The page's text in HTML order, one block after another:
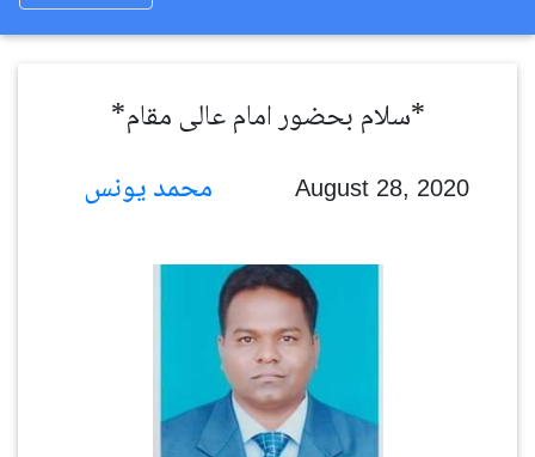
*سلام بحضور امام عالی مقام*
August 28, 2020